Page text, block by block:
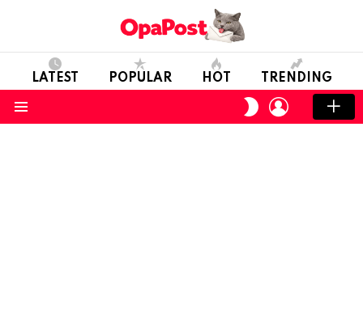
LATEST POPULAR HOT TRENDING
SWITCH
SKIN
LOGIN